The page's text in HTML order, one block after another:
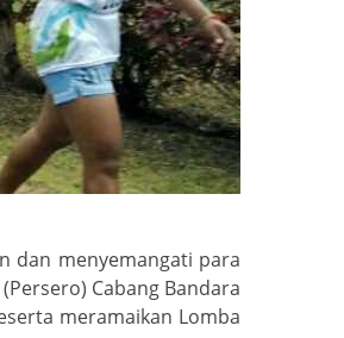
dan menyemangati para
Cabang Bandara
meramaikan Lomba